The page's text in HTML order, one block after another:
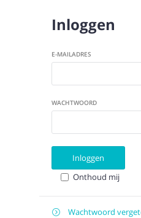
Inloggen
E-MAILADRES
WACHTWOORD
Inloggen
Onthoud mij
 Wachtwoord